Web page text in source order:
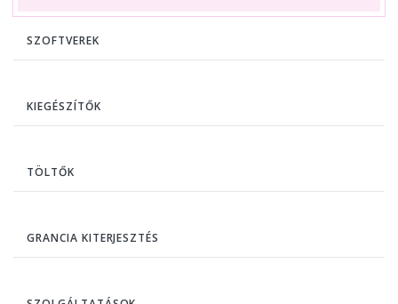
SZOFTVEREK
KIEGÉSZÍTŐK
TÖLTŐK
GRANCIA KITERJESZTÉS